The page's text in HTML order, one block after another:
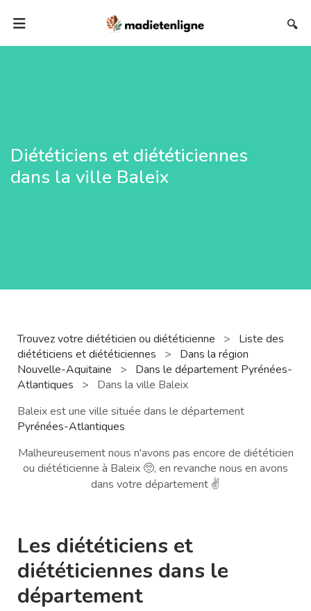
🔍
Diététiciens et diététiciennes
dans la ville Baleix
Trouvez votre diététicien ou diététicienne >
Liste des
diététiciens et diététiciennes
>
Dans la région
Nouvelle-Aquitaine
>
Dans le département Pyrénées-
Atlantiques
>
Dans la ville Baleix
Baleix est une ville située dans le département
Pyrénées-Atlantiques
Malheureusement nous n'avons pas encore de diététicien
ou diététicienne à Baleix 🥺, en revanche nous en avons
dans votre département ✌️
Les diététiciens et
diététiciennes dans le
département